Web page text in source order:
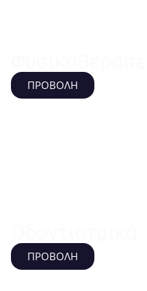
ΠΡΟΒΟΛΗ
ΠΡΟΒΟΛΗ